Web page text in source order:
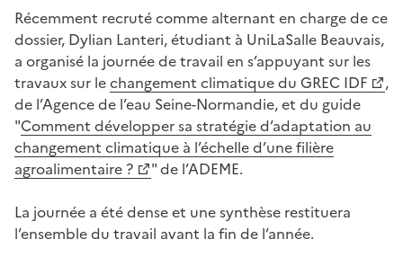
Récemment recruté comme alternant en charge de ce
dossier, Dylian Lanteri, étudiant à UniLaSalle Beauvais,
a organisé la journée de travail en s’appuyant sur les
travaux sur lechangement climatique du GREC IDF
,
de l’Agence de l’eau Seine-Normandie, et du guide
"Comment développer sa stratégie d’adaptation au
changement climatique à l’échelle d’une filière
agroalimentaire ?
" de l’ADEME.
La journée a été dense et une synthèse restituera
l’ensemble du travail avant la fin de l’année.